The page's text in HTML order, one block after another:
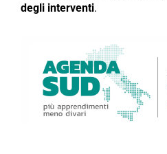
degli interventi.